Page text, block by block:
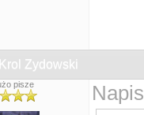
Zydowski
pisze